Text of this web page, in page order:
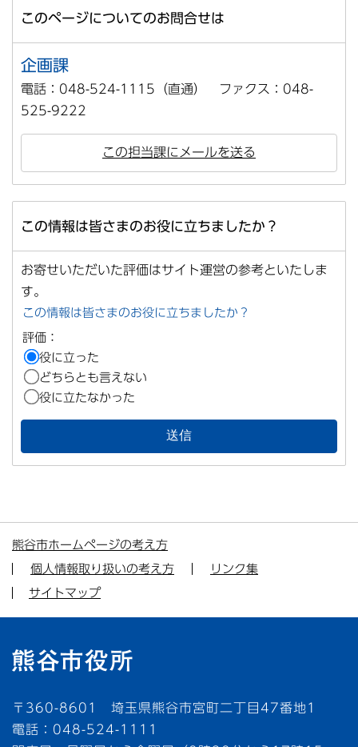
このページについてのお問合せは
企画課
電話：048-524-1115（直通） ファクス：048-
525-9222
この担当課にメールを送る
この情報は皆さまのお役に立ちましたか？
お寄せいただいた評価はサイト運営の参考といたしま
す。
この情報は皆さまのお役に立ちましたか？
評価：
役に立った
どちらとも言えない
役に立たなかった
熊谷市ホームページの考え方
個人情報取り扱いの考え方
リンク集
サイトマップ
〒360-8601 埼玉県熊谷市宮町二丁目47番地1
電話：048-524-1111